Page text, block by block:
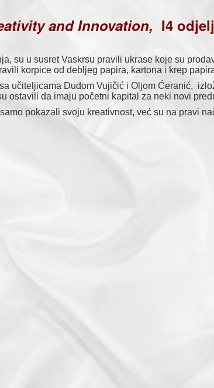
and Innovation, I4
susret Vaskrsu pravili ukrase koje su
korpice od debljeg papira, kartona i krep
Dudom Vujičić i Oljom Ćeranić,
ostavili da imaju početni kapital za neki novi
svoju kreativnost, već su na pravi